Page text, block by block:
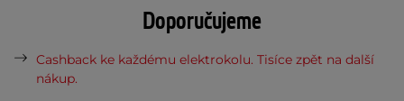
Doporučujeme
Cashback ke každému elektrokolu. Tisíce zpět na další
nákup.